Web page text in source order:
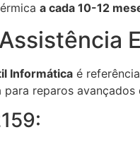
a cada 10-12
Informática é
reparos avançados